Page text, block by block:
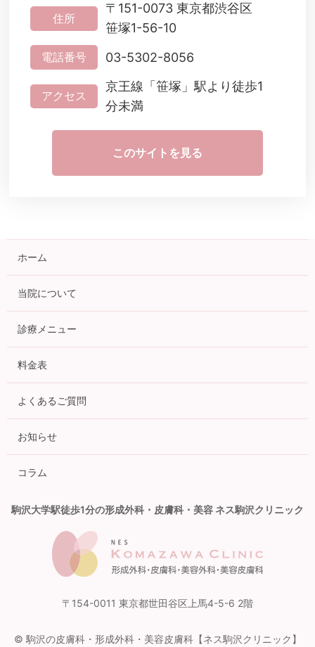
住所
〒151-0073 東京都渋谷区
笹塚1-56-10
電話番号 03-5302-8056
アクセス
京王線「笹塚」駅より徒歩1
分未満
このサイトを見る
ホーム
当院について
診療メニュー
料金表
よくあるご質問
お知らせ
コラム
駒沢大学駅徒歩1分の形成外科・皮膚科・美容 ネス駒沢クリニック
〒154-0011 東京都世田谷区上馬4-5-6 2階
© 駒沢の皮膚科・形成外科・美容皮膚科【ネス駒沢クリニック】